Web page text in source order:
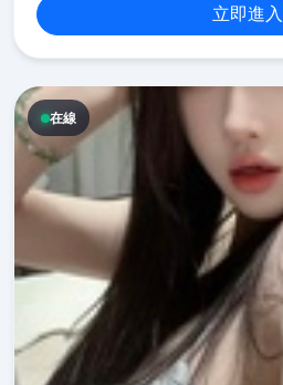
立即進入
在線